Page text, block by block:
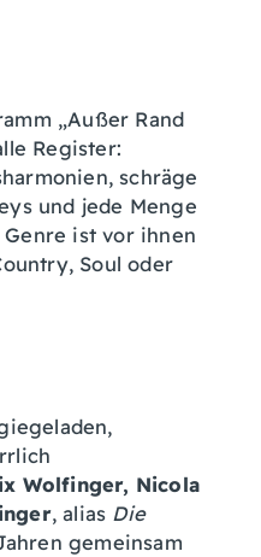
„Außer Rand
Register:
schräge
und jede Menge
ist vor ihnen
Soul oder
Wolfinger, Nicola
, alias Die
gemeinsam